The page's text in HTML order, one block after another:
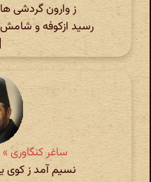
ز وارون گردشی
رسید ازکوفه و
ساغر کنگاوری »
نسیم آمد ز کوی